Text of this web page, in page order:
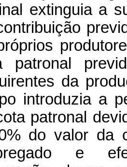
extinguia a
patronal
da
introduzia a
patronal
do valor da
e